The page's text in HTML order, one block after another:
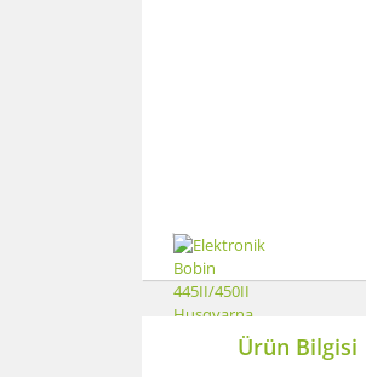
Ürün Bilgisi